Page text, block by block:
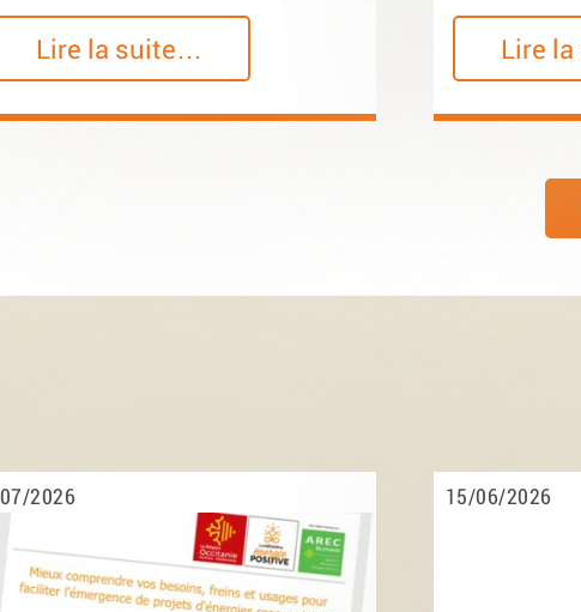
Lire la suite… Lire
2026 15/06/2026